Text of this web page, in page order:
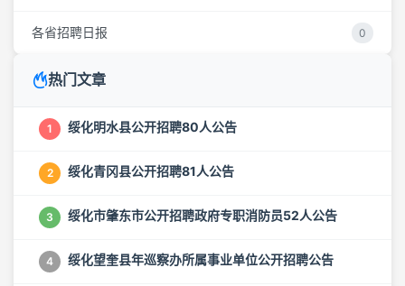
各省招聘日报 0
热门文章
1 绥化明水县公开招聘80人公告
2 绥化青冈县公开招聘81人公告
3 绥化市肇东市公开招聘政府专职消防员52人公告
4 绥化望奎县年巡察办所属事业单位公开招聘公告